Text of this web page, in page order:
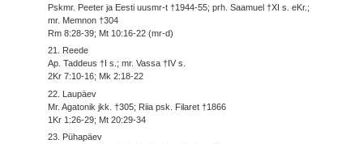
Pskmr. Peeter ja Eesti uusmr-t †1944-55; prh. Saamuel †XI s. eKr.;
mr. Memnon †304
Rm 8:28-39; Mt 10:16-22 (mr-d)
21. Reede
Ap. Taddeus †I s.; mr. Vassa †IV s.
2Kr 7:10-16; Mk 2:18-22
22. Laupäev
Mr. Agatonik jkk. †305; Riia psk. Filaret †1866
1Kr 1:26-29; Mt 20:29-34
23. Pühapäev